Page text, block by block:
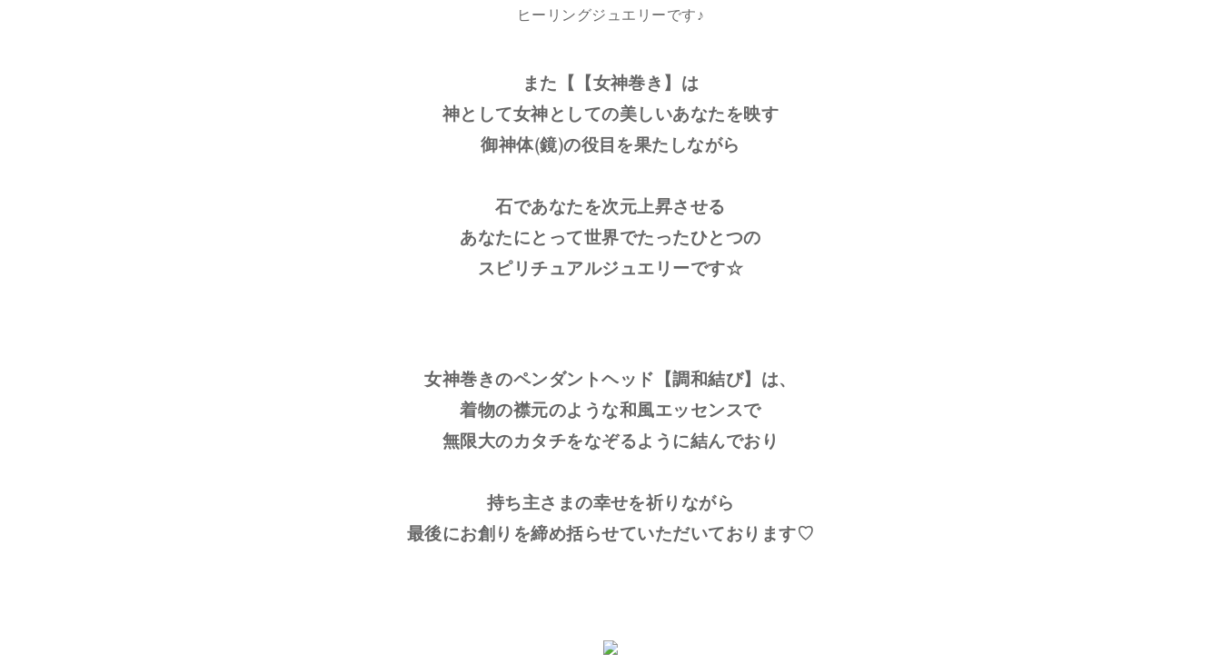
ヒーリングジュエリーです♪
また【【女神巻き】は
神として女神としての美しいあなたを映す
御神体(鏡)の役目を果たしながら
石であなたを次元上昇させる
あなたにとって世界でたったひとつの
スピリチュアルジュエリーです☆
女神巻きのペンダントヘッド【調和結び】は、
着物の襟元のような和風エッセンスで
無限大のカタチをなぞるように結んでおり
持ち主さまの幸せを祈りながら
最後にお創りを締め括らせていただいております♡